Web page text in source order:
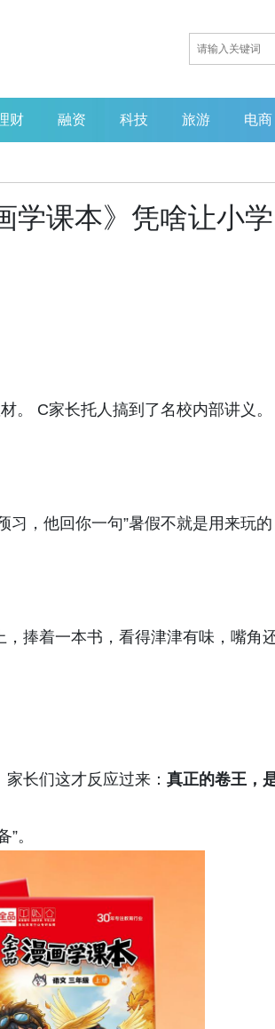
财 融资 科技 旅游 电商
学课本》凭啥让小学
。 C家长托人搞到了名校内部讲义。
，他回你一句”暑假不就是用来玩的
捧着一本书，看得津津有味，嘴角
长们这才反应过来： 真正的卷王，
。